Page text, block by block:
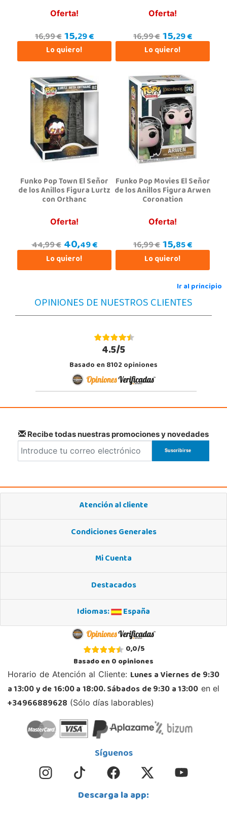
Localizar Tienda
Juguetilandia San Juan
Carretera Alicante-Valencia, Km. 88.8 - 14.1 Pol. H
03550, San Juan
965 655 958
Localizar Tienda
Oferta!
16,99 €15,29 €
Lo quiero!
Oferta!
16,99 €15,29 €
Lo quiero!
Funko Pop Town El Señor
de los Anillos Figura Lurtz
con Orthanc
Oferta!
44,99 €40,49 €
Lo quiero!
Funko Pop Movies El Señor
de los Anillos Figura Arwen
Coronation
Oferta!
16,99 €15,85 €
Lo quiero!
Ir al principio
OPINIONES DE NUESTROS CLIENTES
4.5/5
Basado en 8102 opiniones
Recibe todas nuestras promociones y novedades
Atención al cliente
Condiciones Generales
Mi Cuenta
Destacados
Idiomas:
España
0,0/5
Basado en0opiniones
Horario de Atención al Cliente: Lunes a Viernes de 9:30
a 13:00 y de 16:00 a 18:00. Sábados de 9:30 a 13:00 en el
+34966889628 (Sólo días laborables)
Síguenos
Descarga la app: